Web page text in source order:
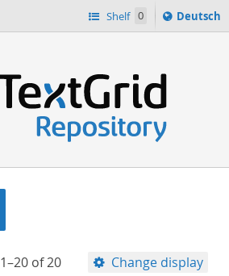
Shelf 0
Sprache
ï¿½ndern
Deutsch
1–20 of20 Change display